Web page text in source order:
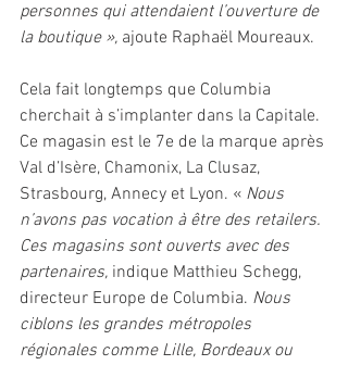
personnes qui attendaient l’ouverture de
la boutique », ajoute Raphaël Moureaux.
Cela fait longtemps que Columbia
cherchait à s’implanter dans la Capitale.
Ce magasin est le 7e de la marque après
Val d’Isère, Chamonix, La Clusaz,
Strasbourg, Annecy et Lyon. « Nous
n’avons pas vocation à être des retailers.
Ces magasins sont ouverts avec des
partenaires, indique Matthieu Schegg,
directeur Europe de Columbia. Nous
ciblons les grandes métropoles
régionales comme Lille, Bordeaux ou